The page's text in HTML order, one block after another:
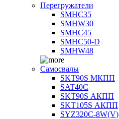
Перегружатели
SMHC35
SMHW30
SMHC45
SMHC50-D
SMHW48
Самосвалы
SKT90S МКПП
SAT40C
SKT90S АКПП
SKT105S АКПП
SYZ320C-8W(V)